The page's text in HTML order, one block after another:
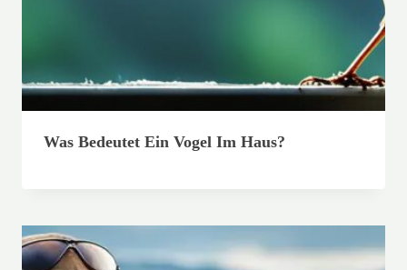
Was Bedeutet Ein Vogel Im Haus?